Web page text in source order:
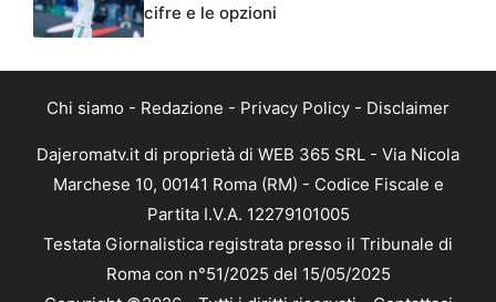
cifre e le opzioni
Chi siamo - Redazione - Privacy Policy - Disclaimer
Dajeromatv.it di proprietà di WEB 365 SRL - Via Nicola
Marchese 10, 00141 Roma (RM) - Codice Fiscale e
Partita I.V.A. 12279101005
Testata Giornalistica registrata presso il Tribunale di
Roma con n°51/2025 del 15/05/2025